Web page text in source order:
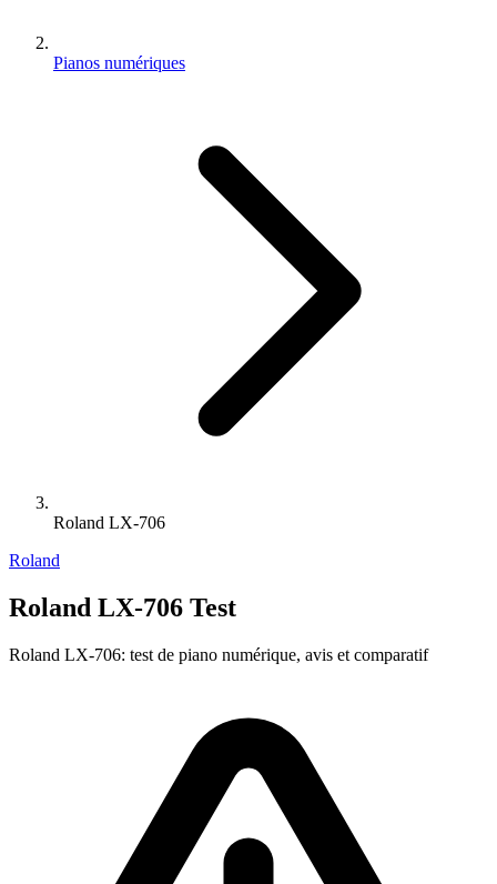
Pianos numériques
Roland LX-706
Roland
Roland LX-706 Test
Roland LX-706: test de piano numérique, avis et comparatif